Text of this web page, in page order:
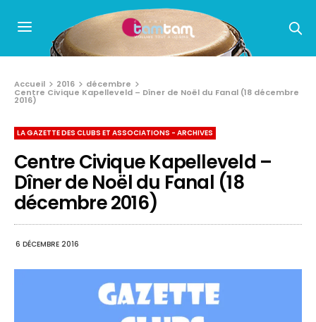
Accueil 2016 décembre
Centre Civique Kapelleveld – Dîner de Noël du Fanal (18 décembre
2016)
LA GAZETTE DES CLUBS ET ASSOCIATIONS - ARCHIVES
Centre Civique Kapelleveld –
Dîner de Noël du Fanal (18
décembre 2016)
6 DÉCEMBRE 2016